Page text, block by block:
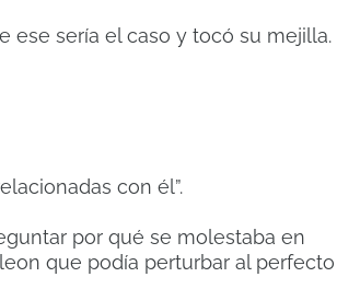
ese sería el caso y tocó su mejilla.
con él”.
por qué se molestaba en
que podía perturbar al perfecto